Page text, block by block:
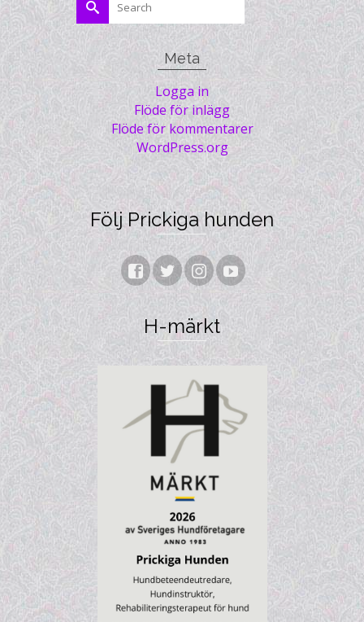
for:
Meta
Logga in
Flöde för inlägg
Flöde för kommentarer
WordPress.org
Följ Prickiga hunden
H-märkt